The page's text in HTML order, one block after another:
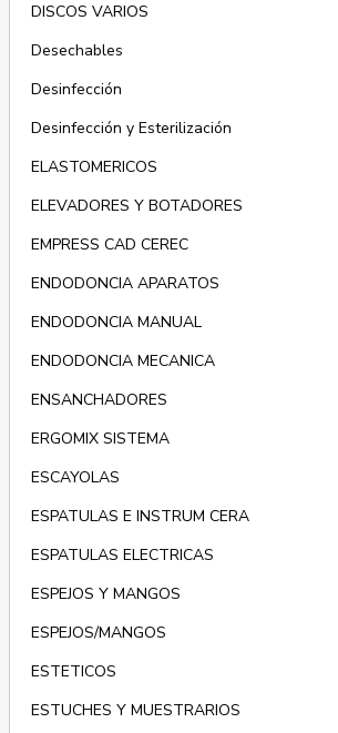
DISCOS VARIOS
Desechables
Desinfección
Desinfección y Esterilización
ELASTOMERICOS
ELEVADORES Y BOTADORES
EMPRESS CAD CEREC
ENDODONCIA APARATOS
ENDODONCIA MANUAL
ENDODONCIA MECANICA
ENSANCHADORES
ERGOMIX SISTEMA
ESCAYOLAS
ESPATULAS E INSTRUM CERA
ESPATULAS ELECTRICAS
ESPEJOS Y MANGOS
ESPEJOS/MANGOS
ESTETICOS
ESTUCHES Y MUESTRARIOS